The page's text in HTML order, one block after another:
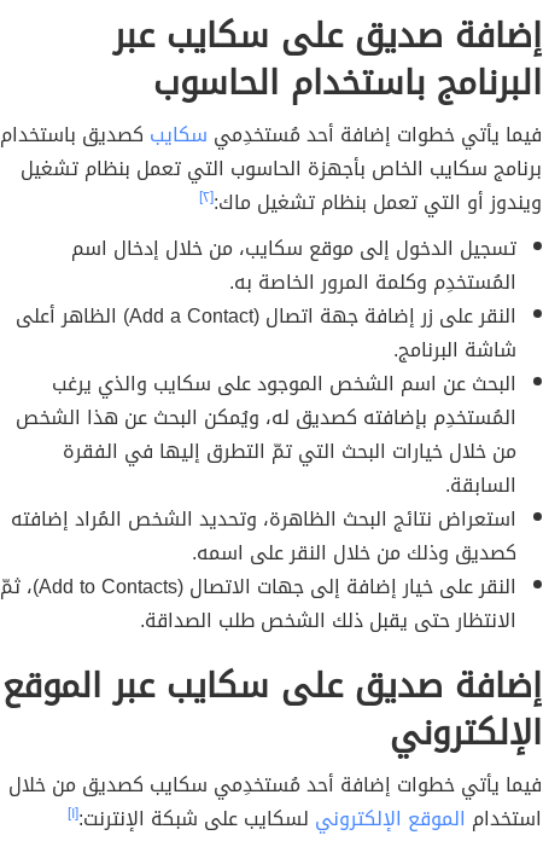
إضافة صديق على سكايب عبر
البرنامج باستخدام الحاسوب
فيما يأتي خطوات إضافة أحد مُستخدِمي سكايب كصديق باستخدام
برنامج سكايب الخاص بأجهزة الحاسوب التي تعمل بنظام تشغيل
ويندوز أو التي تعمل بنظام تشغيل ماك:[٢]
تسجيل الدخول إلى موقع سكايب، من خلال إدخال اسم
المُستخدِم وكلمة المرور الخاصة به.
النقر على زر إضافة جهة اتصال (Add a Contact) الظاهر أعلى
شاشة البرنامج.
البحث عن اسم الشخص الموجود على سكايب والذي يرغب
المُستخدِم بإضافته كصديق له، ويُمكن البحث عن هذا الشخص
من خلال خيارات البحث التي تمّ التطرق إليها في الفقرة
السابقة.
استعراض نتائج البحث الظاهرة، وتحديد الشخص المُراد إضافته
كصديق وذلك من خلال النقر على اسمه.
النقر على خيار إضافة إلى جهات الاتصال (Add to Contacts)، ثمّ
الانتظار حتى يقبل ذلك الشخص طلب الصداقة.
إضافة صديق على سكايب عبر الموقع
الإلكتروني
فيما يأتي خطوات إضافة أحد مُستخدِمي سكايب كصديق من خلال
استخدام الموقع الإلكتروني لسكايب على شبكة الإنترنت:[١]